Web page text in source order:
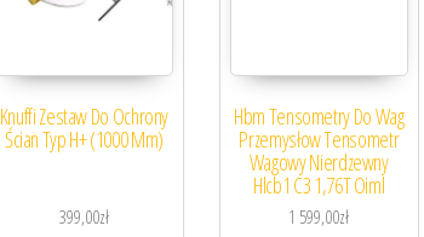
Knuffi Zestaw Do Ochrony
Ścian Typ H+ (1000 Mm)
399,00zł
Hbm Tensometry Do Wag
Przemysłow Tensometr
Wagowy Nierdzewny
Hlcb1 C3 1,76T Oiml
1 599,00zł